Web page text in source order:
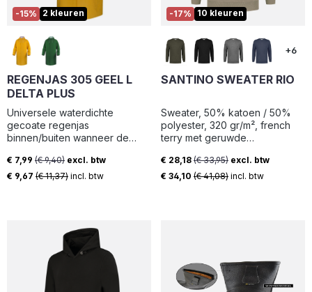
-15% 2 kleuren
REGENJAS 305 GEEL L
DELTA PLUS
Universele waterdichte
gecoate regenjas
binnen/buiten wanneer de
verslechteren Materiaal :
Polyester - PVC coating
Thermisch gelast | Binnenkant
polsen : Elastisch | Aantal
Verkoopprijs:
€ 7,99 (€ 9,40) excl. btw
€ 9,67 (€ 11,37) incl. btw
-17% 10 kleuren
+6
SANTINO SWEATER RIO
Sweater, 50% katoen / 50%
polyester, 320 gr/m², french
terry met geruwde
ronde hals, halve maan en
zware 2x2 rib in kraag,
Verkoopprijs:
€ 28,18 (€ 33,95) excl. btw
€ 34,10 (€ 41,08) incl. btw